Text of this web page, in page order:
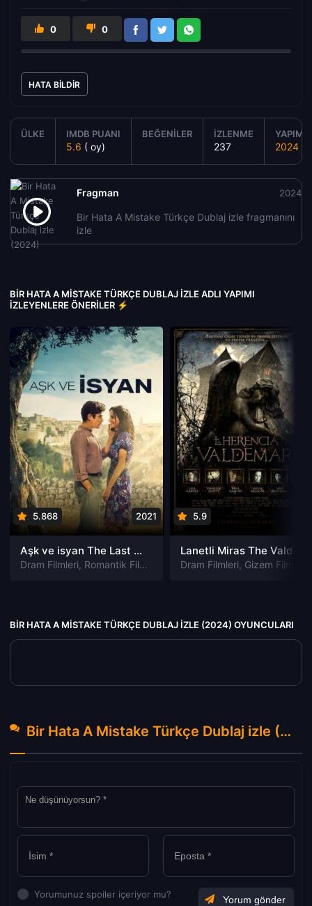
0 0
HATA BILDIR
ÜLKE IMDB PUANI
5.6 ( oy)
BEĞENILER İZLENME
237
YAPIM
2024
Fragman
Bir Hata A Mistake Türkçe Dublaj izle fragmanını
izle
2024
BIR HATA A MISTAKE TÜRKÇE DUBLAJ IZLE ADLI YAPIMI
İZLEYENLERE ÖNERILER ⚡
5.868 2021
Aşk ve isyan The Last Parasido izle
Dram Filmleri, Romantik Filmleri
5.9
Dram Filmleri, Gizem Filmleri
BIR HATA A MISTAKE TÜRKÇE DUBLAJ IZLE (2024) OYUNCULARI
Bir Hata A Mistake Türkçe Dublaj izle (2024) Hakkında Yorumlar
Yorumunuz spoiler içeriyor mu?